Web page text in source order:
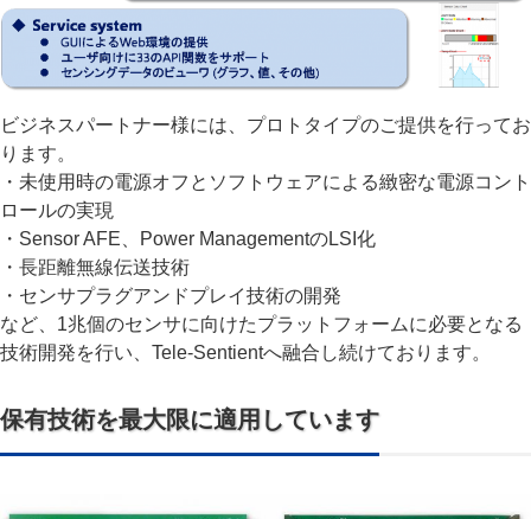
ビジネスパートナー様には、プロトタイプのご提供を行ってお
ります。
・未使用時の電源オフとソフトウェアによる緻密な電源コント
ロールの実現
・Sensor AFE、Power ManagementのLSI化
・長距離無線伝送技術
・センサプラグアンドプレイ技術の開発
など、1兆個のセンサに向けたプラットフォームに必要となる
技術開発を行い、Tele-Sentientへ融合し続けております。
保有技術を最大限に適用しています